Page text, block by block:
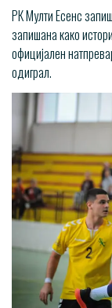
РК Мулти Есенс
запишана како
официјален
одиграл.